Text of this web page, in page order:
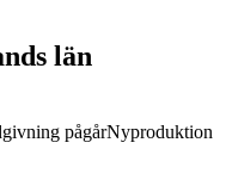
län
pågårNyproduktion